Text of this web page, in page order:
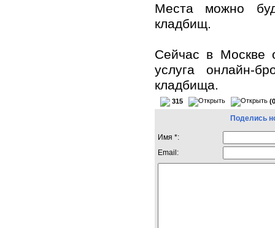
Места можно
кладбищ.
Сейчас в Москве
услуга онлайн-
кладбища.
315
Поделись
Имя *:
Email: